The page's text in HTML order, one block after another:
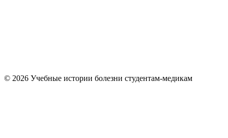
© 2026 Учебные истории болезни студентам-медикам